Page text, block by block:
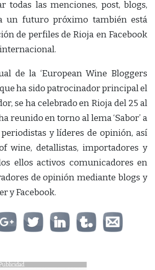
todas las menciones, post, blogs,
un futuro próximo también está
de perfiles de Rioja en Facebook
de la ‘European Wine Bloggers
que ha sido patrocinador principal el
se ha celebrado en Rioja del 25 al
reunido en torno al lema ‘Sabor’ a
y líderes de opinión, así
wine, detallistas, importadores y
ellos activos comunicadores en
de opinión mediante blogs y
y Facebook.